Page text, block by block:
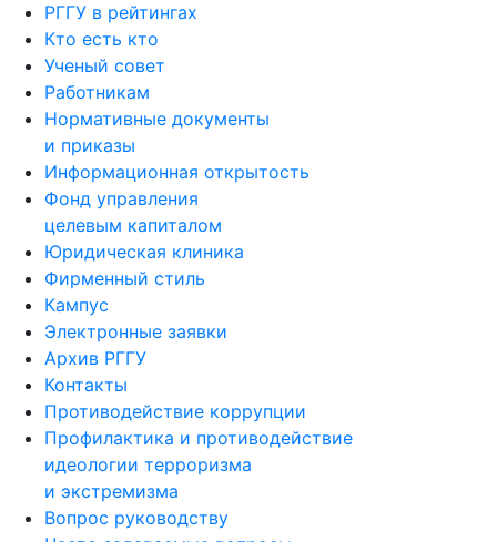
РГГУ в рейтингах
Кто есть кто
Ученый совет
Работникам
Нормативные документы
и приказы
Информационная открытость
Фонд управления
целевым капиталом
Юридическая клиника
Фирменный стиль
Кампус
Электронные заявки
Архив РГГУ
Контакты
Противодействие коррупции
Профилактика и противодействие
идеологии терроризма
и экстремизма
Вопрос руководству